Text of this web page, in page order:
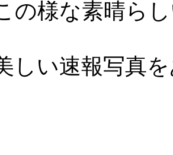
の様な素晴ら
しい速報写真